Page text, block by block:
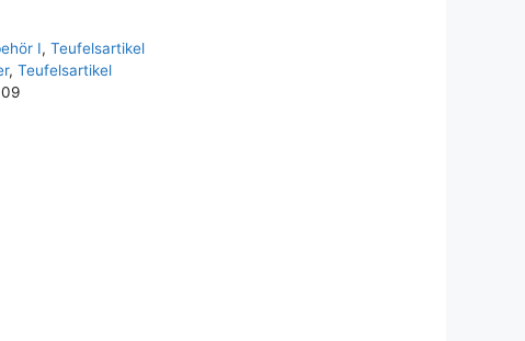
I, Teufelsartikel
, Teufelsartikel